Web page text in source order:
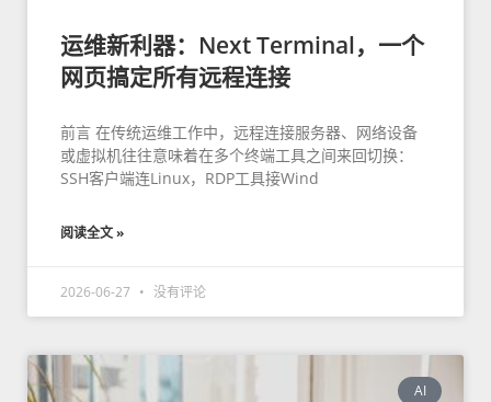
运维新利器：Next Terminal，一个
网页搞定所有远程连接
前言 在传统运维工作中，远程连接服务器、网络设备
或虚拟机往往意味着在多个终端工具之间来回切换：
SSH客户端连Linux，RDP工具接Wind
阅读全文 »
2026-06-27 没有评论
AI